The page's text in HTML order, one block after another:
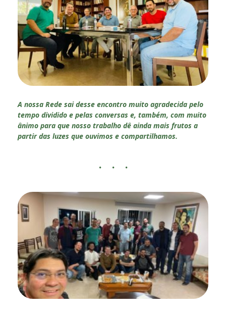
A nossa Rede sai desse encontro muito agradecida pelo
tempo dividido e pelas conversas e, também, com muito
ânimo para que nosso trabalho dê ainda mais frutos a
partir das luzes que ouvimos e compartilhamos.